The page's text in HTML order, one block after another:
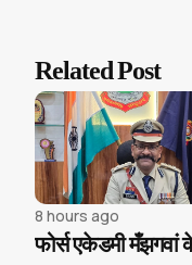
Related Post
8 hours ago
फोर्स एकेडमी मँझगवां